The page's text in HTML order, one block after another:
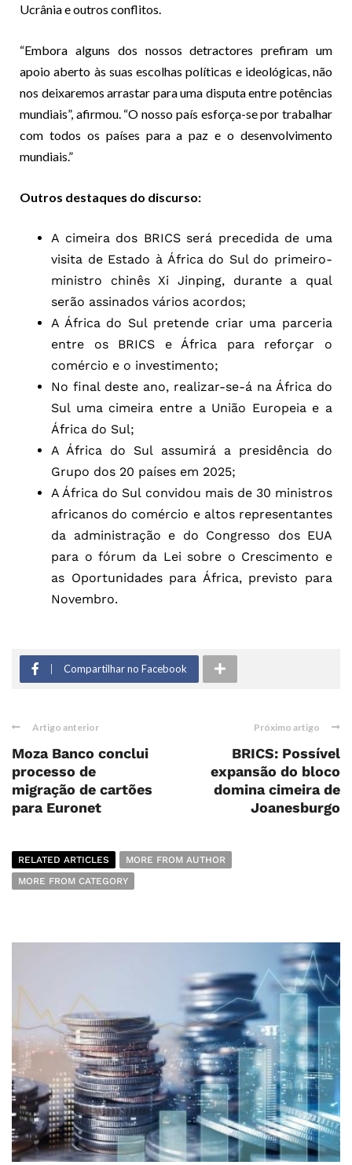
Ucrânia e outros conflitos.
“Embora alguns dos nossos detractores prefiram um
apoio aberto às suas escolhas políticas e ideológicas, não
nos deixaremos arrastar para uma disputa entre potências
mundiais”, afirmou. “O nosso país esforça-se por trabalhar
com todos os países para a paz e o desenvolvimento
mundiais.”
Outros destaques do discurso:
A cimeira dos BRICS será precedida de uma
visita de Estado à África do Sul do primeiro-
ministro chinês Xi Jinping, durante a qual
serão assinados vários acordos;
A África do Sul pretende criar uma parceria
entre os BRICS e África para reforçar o
comércio e o investimento;
No final deste ano, realizar-se-á na África do
Sul uma cimeira entre a União Europeia e a
África do Sul;
A África do Sul assumirá a presidência do
Grupo dos 20 países em 2025;
A África do Sul convidou mais de 30 ministros
africanos do comércio e altos representantes
da administração e do Congresso dos EUA
para o fórum da Lei sobre o Crescimento e
as Oportunidades para África, previsto para
Novembro.
Compartilhar no Facebook
Artigo anterior
Moza Banco conclui
processo de
migração de cartões
para Euronet
Próximo artigo
BRICS: Possível
expansão do bloco
domina cimeira de
Joanesburgo
RELATED ARTICLES
MORE FROM AUTHOR
MORE FROM CATEGORY